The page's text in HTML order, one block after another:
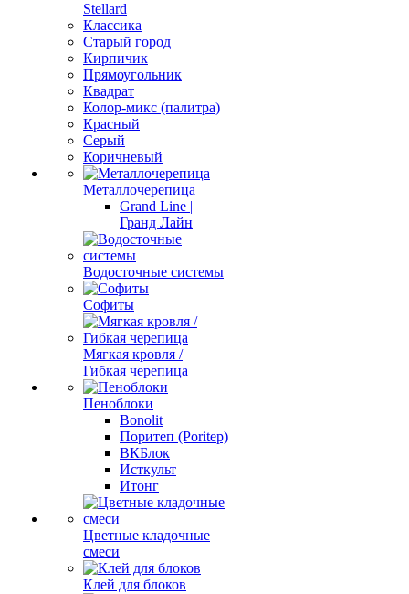
Stellard
Классика
Старый город
Кирпичик
Прямоугольник
Квадрат
Колор-микс (палитра)
Красный
Серый
Коричневый
Металлочерепица
Grand Line |
Гранд Лайн
Водосточные системы
Софиты
Мягкая кровля /
Гибкая черепица
Пеноблоки
Bonolit
Поритеп (Poritep)
ВКБлок
Исткульт
Итонг
Цветные кладочные
смеси
Клей для блоков